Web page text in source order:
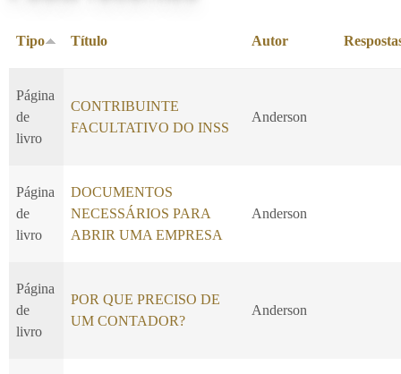
Tipo Título Autor
Página
de
livro
CONTRIBUINTE
FACULTATIVO DO INSS
Anderson
Página
de
livro
DOCUMENTOS
NECESSÁRIOS PARA
ABRIR UMA EMPRESA
Anderson
Página
de
livro
POR QUE PRECISO DE
UM CONTADOR?
Anderson